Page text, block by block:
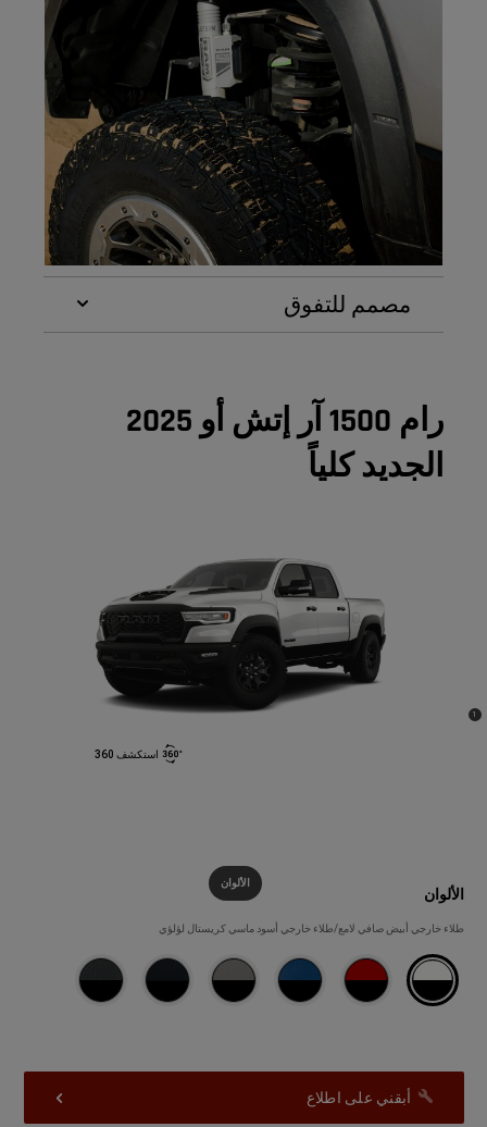
مصمم للتفوق
رام 1500 آر إتش أو 2025
الجديد كلياً
(
Disclosure
1
)
استكشف 360
الألوان
الألوان
طلاء خارجي أبيض صافي لامع/طلاء خارجي أسود ماسي كريستال لؤلؤي
الألوان
أبقني على اطلاع